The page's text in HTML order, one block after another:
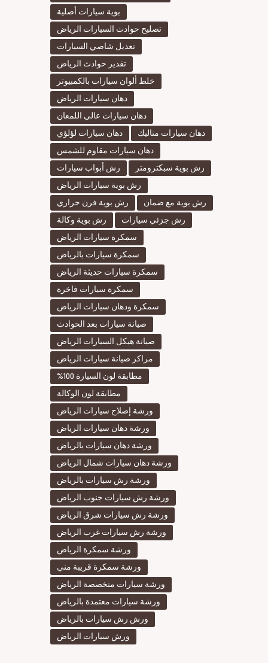
بوية سيارات أصلية
تصليح حوادث السيارات الرياض
تعديل شاصي السيارات
تقدير حوادث الرياض
خلط ألوان سيارات بالكمبيوتر
دهان سيارات الرياض
دهان سيارات عالي اللمعان
دهان سيارات لؤلؤي
دهان سيارات متاليك
دهان سيارات مقاوم للشمس
رش أبواب سيارات
رش بوية سبكترومتر
رش بوية سيارات الرياض
رش بوية فرن حراري
رش بوية مع ضمان
رش بوية وكالة
رش جزئي سيارات
سمكرة سيارات الرياض
سمكرة سيارات بالرياض
سمكرة سيارات حديثة الرياض
سمكرة سيارات فاخرة
سمكرة ودهان سيارات الرياض
صيانة سيارات بعد الحوادث
صيانة هيكل السيارات الرياض
مراكز صيانة سيارات الرياض
مطابقة لون السيارة 100%
مطابقة لون الوكالة
ورشة إصلاح سيارات الرياض
ورشة دهان سيارات الرياض
ورشة دهان سيارات بالرياض
ورشة دهان سيارات شمال الرياض
ورشة رش سيارات بالرياض
ورشة رش سيارات جنوب الرياض
ورشة رش سيارات شرق الرياض
ورشة رش سيارات غرب الرياض
ورشة سمكرة الرياض
ورشة سمكرة قريبة مني
ورشة سيارات متخصصة الرياض
ورشة سيارات معتمدة بالرياض
ورش رش سيارات بالرياض
ورش سيارات الرياض